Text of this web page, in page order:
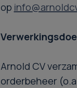
op
Arnold CV
orderbeheer